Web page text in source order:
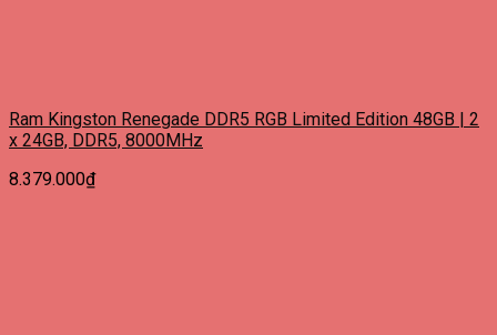
Ram Kingston Renegade DDR5 RGB Limited Edition 48GB | 2
x 24GB, DDR5, 8000MHz
8.379.000₫